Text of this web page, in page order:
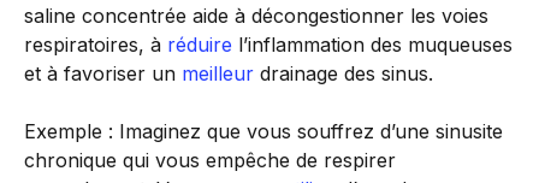
saline concentrée aide à décongestionner les voies
respiratoires, à réduire l’inflammation des muqueuses
et à favoriser un meilleur drainage des sinus.
Exemple : Imaginez que vous souffrez d’une sinusite
chronique qui vous empêche de respirer